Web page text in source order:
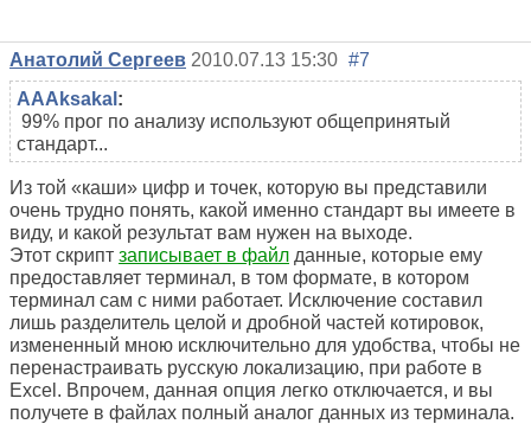
Анатолий Сергеев 2010.07.13 15:30 #7
AAAksakal :
99% прог по анализу используют общепринятый
стандарт...
Из той «каши» цифр и точек, которую вы представили
очень трудно понять, какой именно стандарт вы имеете в
виду, и какой результат вам нужен на выходе.
Этот скрипт записывает в файл данные, которые ему
предоставляет терминал, в том формате, в котором
терминал сам с ними работает. Исключение составил
лишь разделитель целой и дробной частей котировок,
измененный мною исключительно для удобства, чтобы не
перенастраивать русскую локализацию, при работе в
Excel. Впрочем, данная опция легко отключается, и вы
получете в файлах полный аналог данных из терминала.